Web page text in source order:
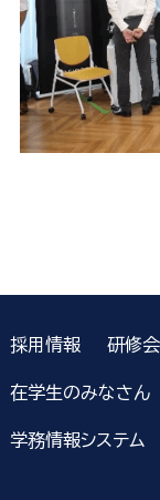
採用情報 研修会
在学生のみなさん
学務情報システム